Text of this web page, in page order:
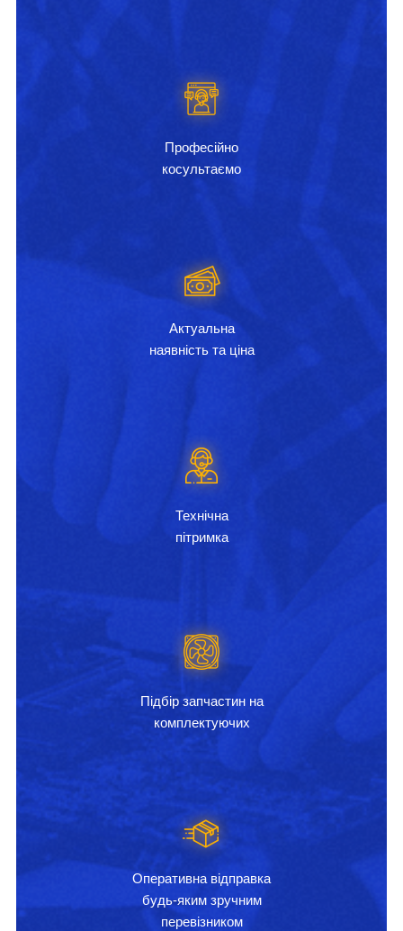
Професійно
косультаємо
Актуальна
наявність та ціна
Технічна
пітримка
Підбір запчастин на
комплектуючих
Оперативна відправка
будь-яким зручним
перевізником